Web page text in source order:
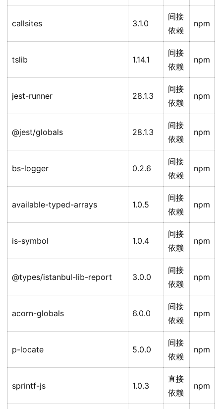
callsites 3.1.0
间接
依赖
npm
tslib 1.14.1
间接
依赖
npm
jest-runner 28.1.3
间接
依赖
npm
@jest/globals 28.1.3
间接
依赖
npm
bs-logger 0.2.6
间接
依赖
npm
available-typed-arrays 1.0.5
间接
依赖
npm
is-symbol 1.0.4
间接
依赖
npm
@types/istanbul-lib-report 3.0.0
间接
依赖
npm
acorn-globals 6.0.0
间接
依赖
npm
p-locate 5.0.0
间接
依赖
npm
sprintf-js 1.0.3
直接
依赖
npm